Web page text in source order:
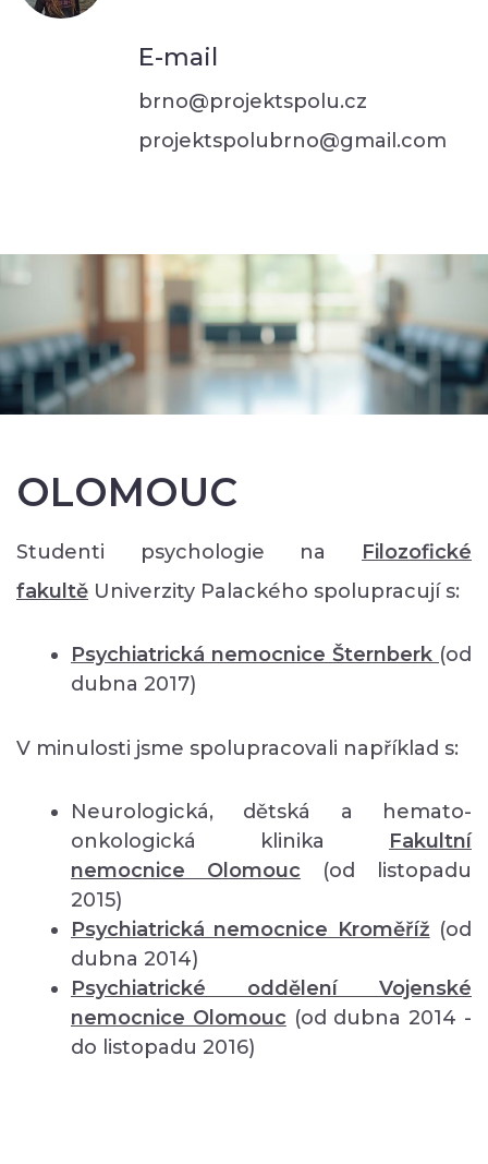
E-mail
brno@projektspolu.cz
projektspolubrno@gmail.com
OLOMOUC
Studenti psychologie na Filozofické
faku ltě Univerzity Palackého spolupracují s:
Psychiatrická nemocnice Šternberk (od
dubna 2017)
V minulosti jsme spolupracovali například s:
Neurologická, dětská a hemato-
onkologická klinika Fakultní
nemocnice Olomouc (od listopadu
2015)
Psychiatrická nemocnice Kroměříž (od
dubna 2014)
Psychiatrické oddělení Vojenské
nemocnice Olomouc (od dubna 2014 -
do listopadu 2016)